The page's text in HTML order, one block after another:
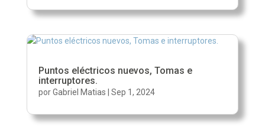
Puntos eléctricos nuevos, Tomas e
interruptores.
porGabriel Matias Sep 1, 2024